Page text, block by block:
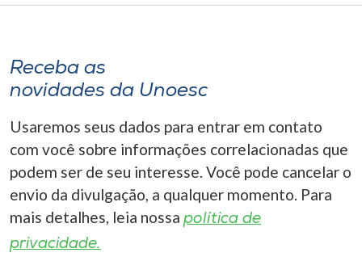
Receba as
novidades da Unoesc
Usaremos seus dados para entrar em contato
com você sobre informações correlacionadas que
podem ser de seu interesse. Você pode cancelar o
envio da divulgação, a qualquer momento. Para
mais detalhes, leia nossa política de
privacidade.